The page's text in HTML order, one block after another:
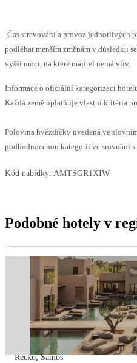
Čas stravování a provoz jednotlivých
podléhat menším změnám v důsledku
vyšší moci, na které majitel nemá vliv.
Informace o oficiální kategorizaci
Každá země uplatňuje vlastní kritéria
Polovina hvězdičky uvedená ve
podhodnocenou kategorii ve srovnání
Kód nabídky: AMTSGR1XIW
Podobné hotely v
Řecko,Samos